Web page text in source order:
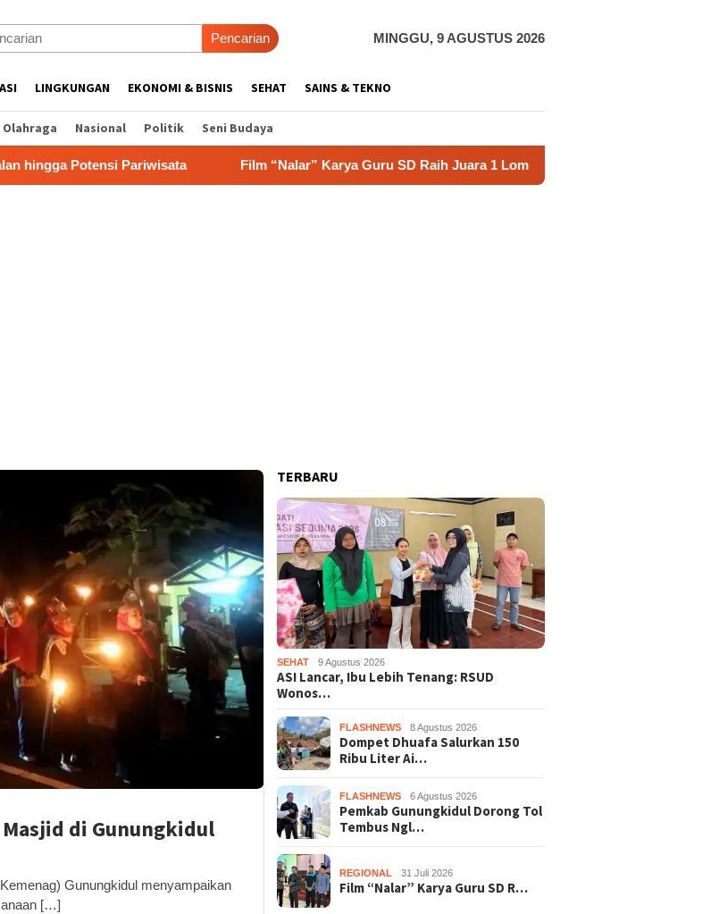
Pencarian MINGGU, 9 AGUSTUS 2026
LINGKUNGAN EKONOMI & BISNIS SEHAT SAINS & TEKNO
Olahraga Nasional Politik Seni Budaya
Pariwisata Film “Nalar” Karya Guru SD Raih Juara 1 Lomba Video Literasi Gunungkidul 2026
di Gunungkidul
Gunungkidul menyampaikan
[…]
TERBARU
SEHAT 9 Agustus 2026
ASI Lancar, Ibu Lebih Tenang: RSUD
Wonos…
FLASHNEWS 8 Agustus 2026
Dompet Dhuafa Salurkan 150
Ribu Liter Ai…
FLASHNEWS 6 Agustus 2026
Pemkab Gunungkidul Dorong Tol
Tembus Ngl…
REGIONAL 31 Juli 2026
Film “Nalar” Karya Guru SD R…